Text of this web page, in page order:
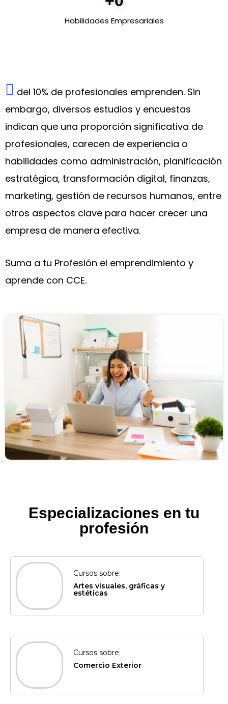
Habilidades Empresariales
del 10% de profesionales emprenden. Sin
embargo, diversos estudios y encuestas
indican que una proporción significativa de
profesionales, carecen de experiencia o
habilidades como administración, planificación
estratégica, transformación digital, finanzas,
marketing, gestión de recursos humanos, entre
otros aspectos clave para hacer crecer una
empresa de manera efectiva.
Suma a tu Profesión el emprendimiento y
aprende con CCE.
Especializaciones en tu
profesión
Cursos sobre:
Artes visuales, gráficas y
estéticas
Cursos sobre:
Comercio Exterior